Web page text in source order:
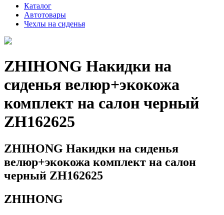
Каталог
Автотовары
Чехлы на сиденья
ZHIHONG Накидки на
сиденья велюр+экокожа
комплект на салон черный
ZH162625
ZHIHONG Накидки на сиденья
велюр+экокожа комплект на салон
черный ZH162625
ZHIHONG